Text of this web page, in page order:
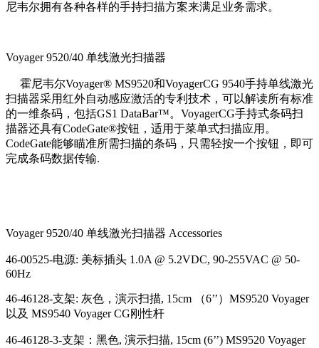
尼韦尔拥有各种各样的手持扫描方案来满足业务需求。
Voyager 9520/40 单线激光扫描器
霍尼韦尔Voyager® MS9520和VoyagerCG 9540手持单线激光
扫描器采用红外自动感应激活的专利技术，可以解读所有标准
的一维条码，包括GS1 DataBar™。VoyagerCG手持式条码扫
描器还具有CodeGate®按钮，适用于菜单式扫描应用。
CodeGate能够瞄准所需扫描的条码，只需轻按一个按钮，即可
完成条码数据传输.
Voyager 9520/40 单线激光扫描器 Accessories
46-00525-电源: 美标插头 1.0A @ 5.2VDC, 90-255VAC @ 50-
60Hz
46-46128-支架: 灰色，演示扫描, 15cm （6’’）MS9520 Voyager
以及 MS9540 Voyager CG刚性杆
46-46128-3-支架：黑色, 演示扫描, 15cm (6’’) MS9520 Voyager